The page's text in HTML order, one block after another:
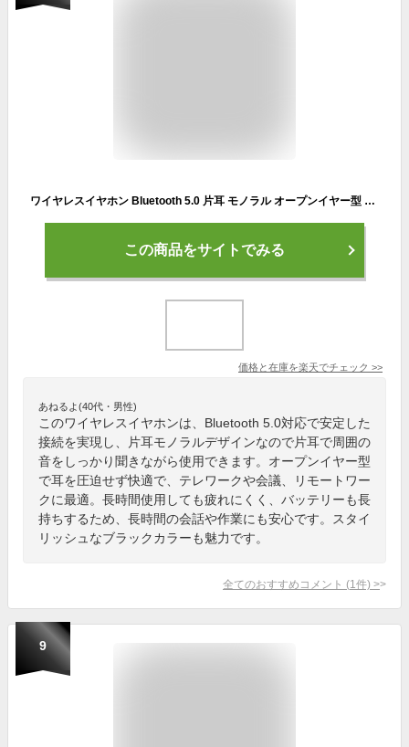
ワイヤレスイヤホン Bluetooth 5.0 片耳 モノラル オープンイヤー型 ブラック 黒 片耳イヤホン ワイヤレス イヤホン ブルートゥース 無線 テレワーク 会議 リモートワーク 安全 Wireless スタミナ 長時間 バッテリー
この商品をサイトでみる
価格と在庫を楽天でチェック >>
あねるよ(40代・男性)
このワイヤレスイヤホンは、Bluetooth 5.0対応で安定した
接続を実現し、片耳モノラルデザインなので片耳で周囲の
音をしっかり聞きながら使用できます。オープンイヤー型
で耳を圧迫せず快適で、テレワークや会議、リモートワー
クに最適。長時間使用しても疲れにくく、バッテリーも長
持ちするため、長時間の会話や作業にも安心です。スタイ
リッシュなブラックカラーも魅力です。
全てのおすすめコメント (1 件) >
9